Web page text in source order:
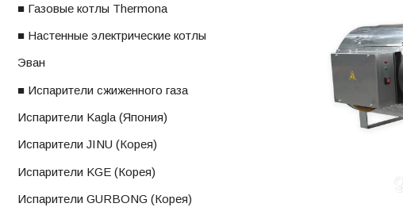
■ Газовые котлы Thermona
■ Настенные электрические котлы
ㅤЭван
■ Испарители сжиженного газа
ㅤИспарители Kagla (Япония)
ㅤИспарители JINU (Корея)
ㅤИспарители KGE (Корея)
ㅤИспарители GURBONG (Корея)